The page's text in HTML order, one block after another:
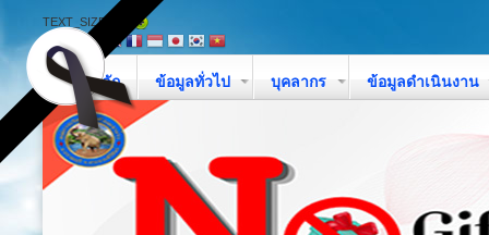
TEXT_SIZE
หน้าหลัก ข้อมูลทั่วไป บุคลากร ข้อมูลดำเนินงาน